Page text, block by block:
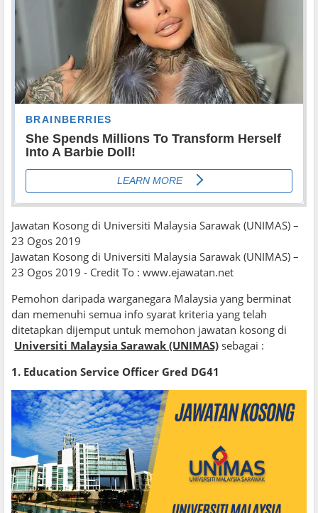
Jawatan Kosong di Universiti Malaysia Sarawak (UNIMAS) –
23 Ogos 2019
Jawatan Kosong di Universiti Malaysia Sarawak (UNIMAS) –
23 Ogos 2019 - Credit To : www.ejawatan.net
Pemohon daripada warganegara Malaysia yang berminat
dan memenuhi semua info syarat kriteria yang telah
ditetapkan dijemput untuk memohon jawatan kosong di
Universiti Malaysia Sarawak (UNIMAS) sebagai :
1. Education Service Officer Gred DG41